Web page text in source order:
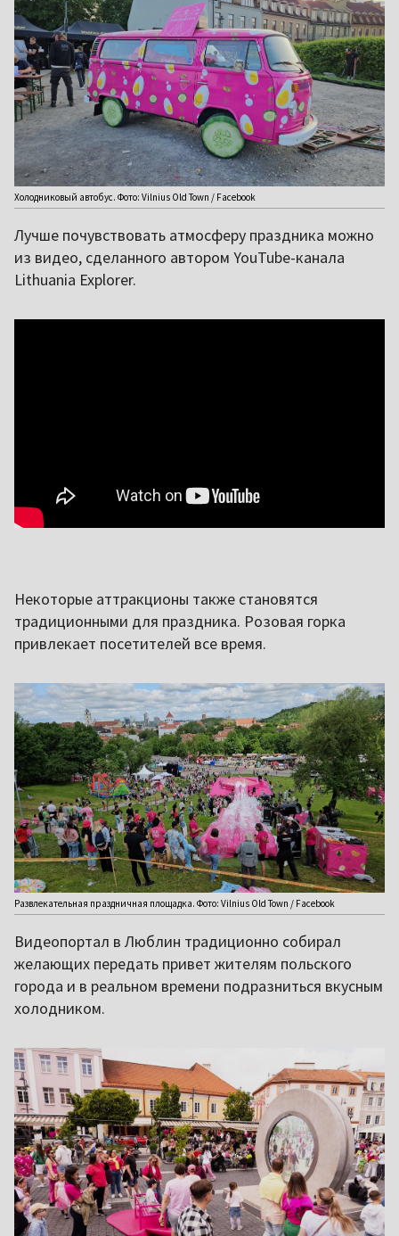
Холодниковый автобус. Фото: Vilnius Old Town / Facebook
Лучше почувствовать атмосферу праздника можно
из видео, сделанного автором YouTube-канала
Lithuania Explorer.
Некоторые аттракционы также становятся
традиционными для праздника. Розовая горка
привлекает посетителей все время.
Развлекательная праздничная площадка. Фото: Vilnius Old Town / Facebook
Видеопортал в Люблин традиционно собирал
желающих передать привет жителям польского
города и в реальном времени подразниться вкусным
холодником.